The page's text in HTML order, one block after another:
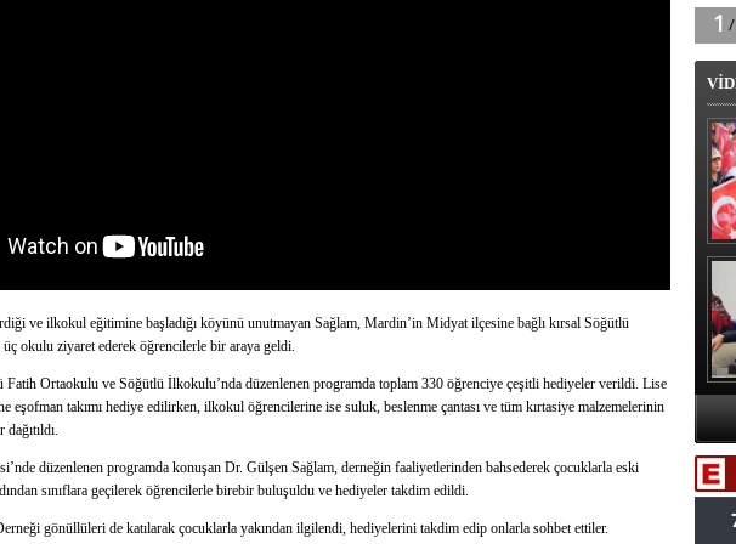
ve ilkokul eğitimine başladığı köyünü unutmayan Sağlam, Mardin’in Midyat ilçesine bağlı kırsal Söğütlü
okulu ziyaret ederek öğrencilerle bir araya geldi.
Ortaokulu ve Söğütlü İlkokulu’nda düzenlenen programda toplam 330 öğrenciye çeşitli hediyeler verildi. Lise
eşofman takımı hediye edilirken, ilkokul öğrencilerine ise suluk, beslenme çantası ve tüm kırtasiye malzemelerinin
düzenlenen programda konuşan Dr. Gülşen Sağlam, derneğin faaliyetlerinden bahsederek çocuklarla eski
sınıflara geçilerek öğrencilerle birebir buluşuldu ve hediyeler takdim edildi.
gönüllüleri de katılarak çocuklarla yakından ilgilendi, hediyelerini takdim edip onlarla sohbet ettiler.